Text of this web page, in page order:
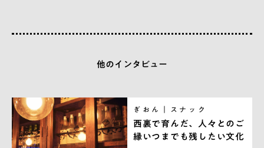
他のインタビュー
ぎおん｜スナック
西裏で育んだ、人々とのご
縁いつまでも残したい文化